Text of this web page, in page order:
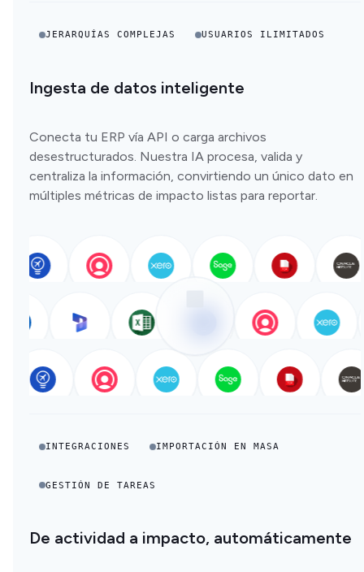
JERARQUÍAS COMPLEJAS USUARIOS ILIMITADOS
Ingesta de datos inteligente
Conecta tu ERP vía API o carga archivos
desestructurados. Nuestra IA procesa, valida y
centraliza la información, convirtiendo un único dato en
múltiples métricas de impacto listas para reportar.
INTEGRACIONES IMPORTACIÓN EN MASA
GESTIÓN DE TAREAS
De actividad a impacto, automáticamente